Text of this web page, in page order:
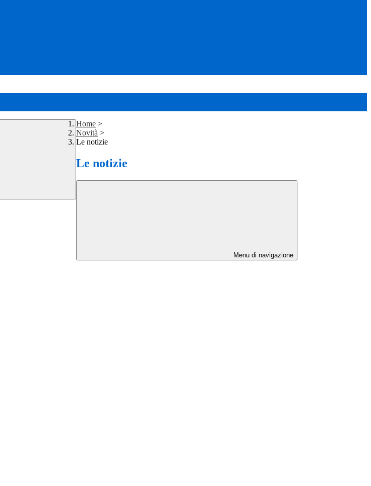
Home >
Novità >
Le notizie
Le notizie
Menu di navigazione